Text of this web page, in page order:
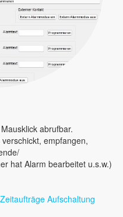
abrufbar.
empfangen,
hat Alarm bearbeitet u.s.w.)